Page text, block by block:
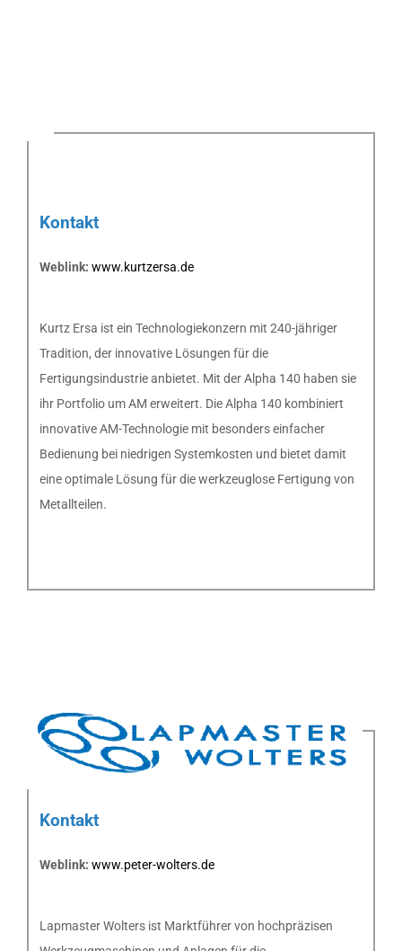
Kontakt
Weblink: www.kurtzersa.de
Kurtz Ersa ist ein Technologiekonzern mit 240-jähriger
Tradition, der innovative Lösungen für die
Fertigungsindustrie anbietet. Mit der Alpha 140 haben sie
ihr Portfolio um AM erweitert. Die Alpha 140 kombiniert
innovative AM-Technologie mit besonders einfacher
Bedienung bei niedrigen Systemkosten und bietet damit
eine optimale Lösung für die werkzeuglose Fertigung von
Metallteilen.
Kontakt
Weblink: www.peter-wolters.de
Lapmaster Wolters ist Marktführer von hochpräzisen